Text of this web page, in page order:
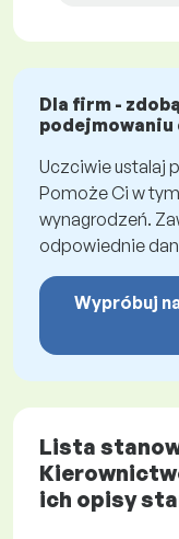
Dla firm -
podejmowaniu
Uczciwie ustalaj
Pomoże Ci w
wynagrodzeń.
odpowiednie
Wypróbuj
Lista
ich opisy